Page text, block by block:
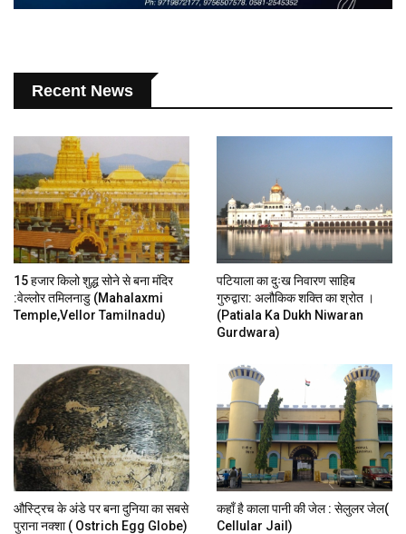
Recent News
15 हजार किलो शुद्ध सोने से बना मंदिर
:वेल्लोर तमिलनाडु (mahalaxmi
Temple,vellor Tamilnadu)
पटियाला का दुःख निवारण साहिब
गुरुद्वारा: अलौकिक शक्ति का श्रोत ।
(patiala Ka Dukh Niwaran
Gurdwara)
औस्ट्रिच के अंडे पर बना दुनिया का सबसे
पुराना नक्शा ( Ostrich Egg Globe)
कहाँ है काला पानी की जेल : सेलुलर जेल(
Cellular Jail)